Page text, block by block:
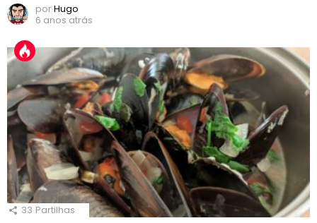
porHugo
6 anos atrás
33 Partilhas